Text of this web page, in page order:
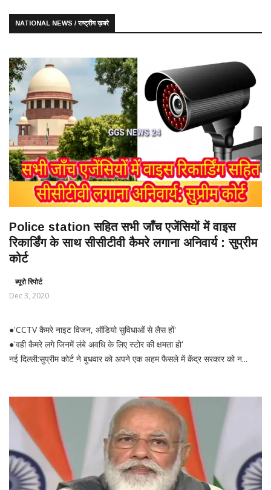
NATIONAL NEWS / राष्ट्रीय ख़बरे
Police station सहित सभी जाँच एजेंसियों में वाइस
रिकार्डिंग के साथ सीसीटीवी कैमरे लगाना अनिवार्य : सुप्रीम
कोर्ट
ब्यूरो रिपोर्ट
Dec 3, 2020
●'CCTV कैमरे नाइट विजन, ऑडियो सुविधाओं से लैस हों'
●'वही कैमरे लगे जिनमें लंबे अवधि के लिए स्टोर की क्षमता हो'
नई दिल्ली:सुप्रीम कोर्ट ने बुधवार को अपने एक अहम फैसले में केंद्र सरकार को न...